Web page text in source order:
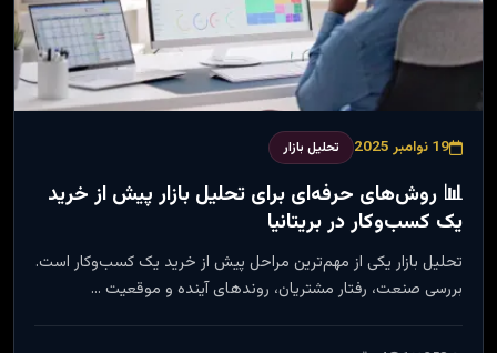
19 نوامبر 2025 تحلیل بازار
📊 روش‌های حرفه‌ای برای تحلیل بازار پیش از خرید
یک کسب‌وکار در بریتانیا
تحلیل بازار یکی از مهم‌ترین مراحل پیش از خرید یک کسب‌وکار است.
بررسی صنعت، رفتار مشتریان، روندهای آینده و موقعیت …